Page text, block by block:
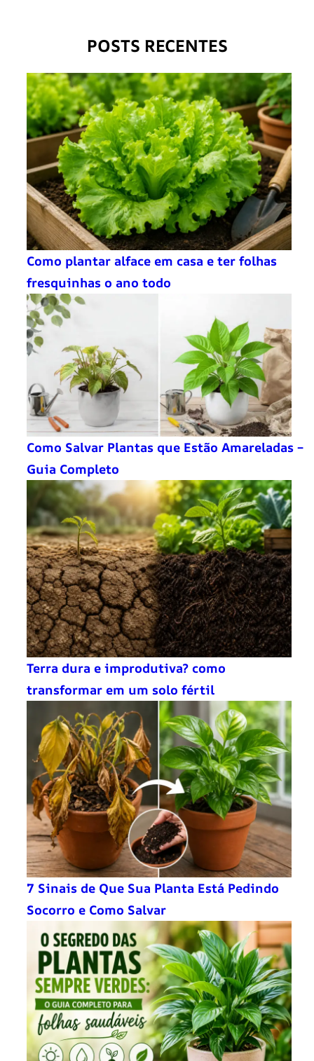
POSTS RECENTES
Como plantar alface em casa e ter folhas
fresquinhas o ano todo
Como Salvar Plantas que Estão Amareladas –
Guia Completo
Terra dura e improdutiva? como
transformar em um solo fértil
7 Sinais de Que Sua Planta Está Pedindo
Socorro e Como Salvar